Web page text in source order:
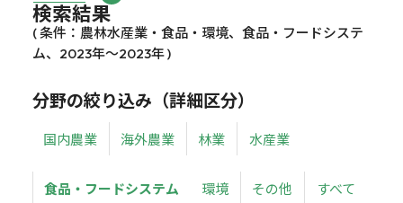
検索結果
( 条件：農林水産業・食品・環境、食品・フードシステ
ム、2023年～2023年 )
分野の絞り込み（詳細区分）
国内農業 海外農業 林業 水産業
食品・フードシステム 環境 その他 すべて